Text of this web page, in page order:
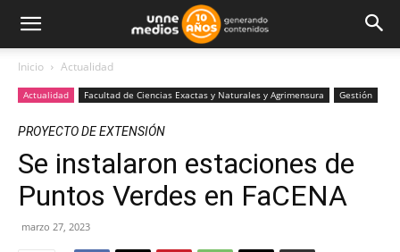
Inicio Actualidad
Actualidad Facultad de Ciencias Exactas y Naturales y Agrimensura Gestión
PROYECTO DE EXTENSIÓN
Se instalaron estaciones de
Puntos Verdes en FaCENA
marzo 27, 2023